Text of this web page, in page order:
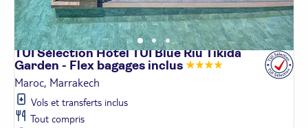
TUI Sélection Hôtel TUI Blue Riu Tikida
Garden - Flex bagages inclus
Maroc, Marrakech
Vols et transferts inclus
Tout compris